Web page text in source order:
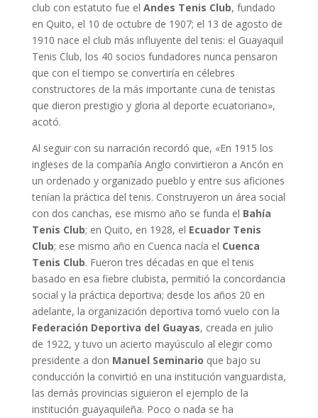
club con estatuto fue el Andes Tenis Club, fundado
en Quito, el 10 de octubre de 1907; el 13 de agosto de
1910 nace el club más influyente del tenis: el Guayaquil
Tenis Club, los 40 socios fundadores nunca pensaron
que con el tiempo se convertiría en célebres
constructores de la más importante cuna de tenistas
que dieron prestigio y gloria al deporte ecuatoriano»,
acotó.
Al seguir con su narración recordó que, «En 1915 los
ingleses de la compañía Anglo convirtieron a Ancón en
un ordenado y organizado pueblo y entre sus aficiones
tenían la práctica del tenis. Construyeron un área social
con dos canchas, ese mismo año se funda el Bahía
Tenis Club; en Quito, en 1928, el Ecuador Tenis
Club; ese mismo año en Cuenca nacía el Cuenca
Tenis Club. Fueron tres décadas en que el tenis
basado en esa fiebre clubista, permitió la concordancia
social y la práctica deportiva; desde los años 20 en
adelante, la organización deportiva tomó vuelo con la
Federación Deportiva del Guayas, creada en julio
de 1922, y tuvo un acierto mayúsculo al elegir como
presidente a don Manuel Seminario que bajo su
conducción la convirtió en una institución vanguardista,
las demás provincias siguieron el ejemplo de la
institución guayaquileña. Poco o nada se ha